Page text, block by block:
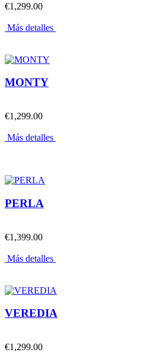
€1,299.00
Más detalles
MONTY
€1,299.00
Más detalles
PERLA
€1,399.00
Más detalles
VEREDIA
€1,299.00